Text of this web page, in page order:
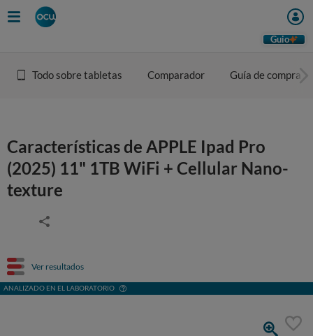
Guio
Todo sobre tabletas Comparador Guía de compra
Características de APPLE Ipad Pro
(2025) 11" 1TB WiFi + Cellular Nano-
texture
Ver resultados
ANALIZADO EN EL LABORATORIO